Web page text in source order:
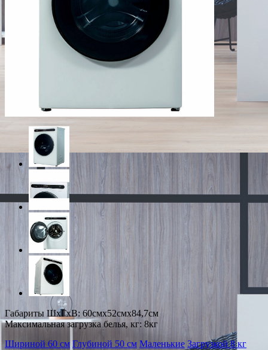
Габариты ШxГxВ: 60смx52смx84,7см
Максимальная загрузка белья, кг: 8кг
Шириной 60 см Глубиной 50 см Маленькие Загрузкой 8 кг